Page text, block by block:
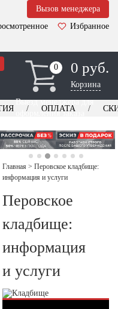
Вызов менеджера
Избранное
0
0 0 руб.
Корзина
Выезд менеджера для
оформления заказа
ОПЛАТА
Главная > Перовское кладбище:
информация и услуги
Перовское
кладбище:
информация
и услуги